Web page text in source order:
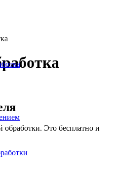
обработки. Это бесплатно и